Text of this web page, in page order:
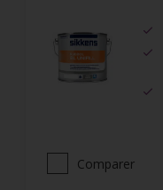
Comparer